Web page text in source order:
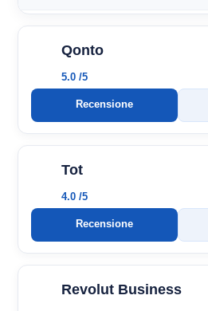
Qonto
5.0 /5
Recensione
Tot
4.0 /5
Recensione
Revolut Business